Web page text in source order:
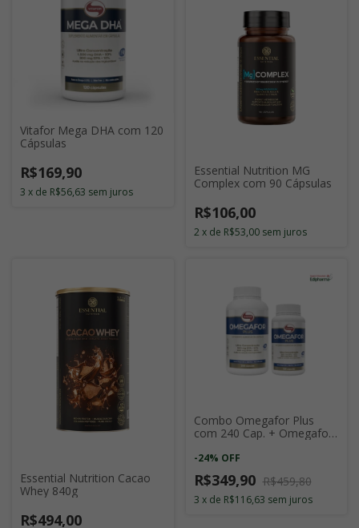
Vitafor Mega DHA com 120
Cápsulas
R$169,90
3 x de R$56,63 sem juros
Essential Nutrition MG
Complex com 90 Cápsulas
R$106,00
2 x de R$53,00 sem juros
Essential Nutrition Cacao
Whey 840g
R$494,00
Combo Omegafor Plus
com 240 Cap. + Omegafor
-24% OFF
R$349,90 R$459,80
3 x de R$116,63 sem juros